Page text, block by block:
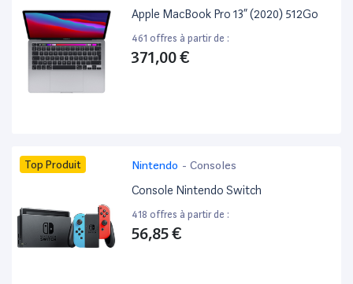
Apple MacBook Pro 13” (2020) 512Go
461 offres à partir de :
371,00 €
Top Produit Nintendo - Consoles
Console Nintendo Switch
418 offres à partir de :
56,85 €